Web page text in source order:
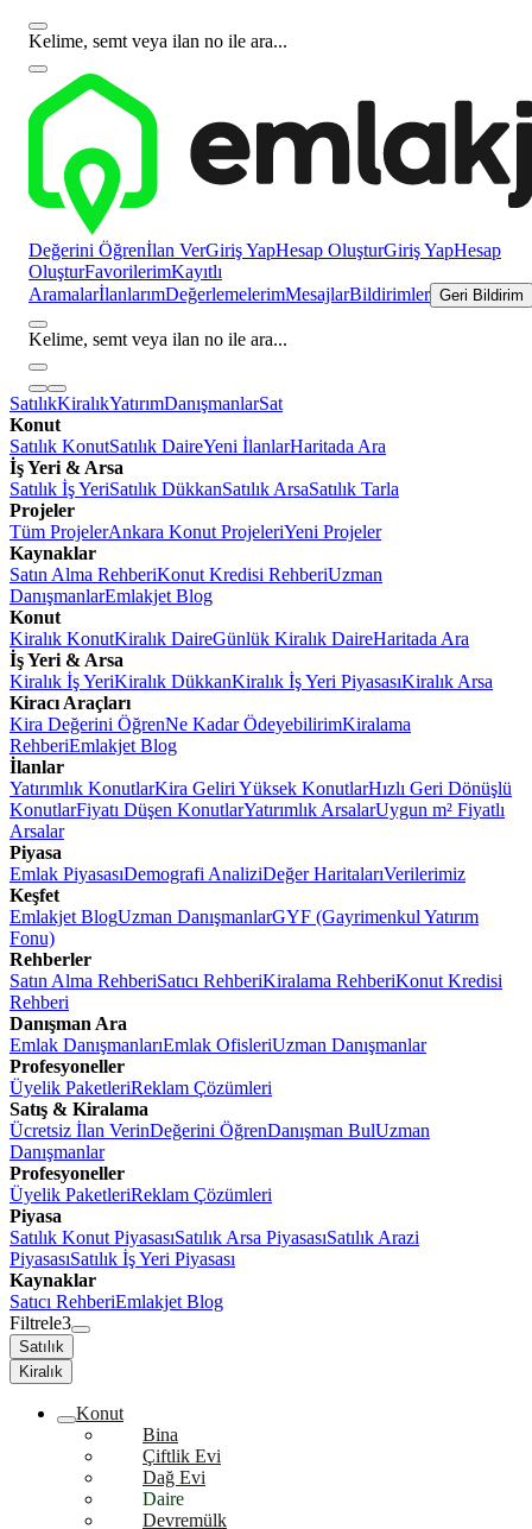
Kelime, semt veya ilan no ile ara...
Değerini Öğrenİlan VerGiriş YapHesap OluşturGiriş YapHesap
OluşturFavorilerimKayıtlı
AramalarİlanlarımDeğerlemelerimMesajlarBildirimler Geri Bildirim
Kelime, semt veya ilan no ile ara...
SatılıkKiralıkYatırımDanışmanlarSat
Konut
Satılık KonutSatılık DaireYeni İlanlarHaritada Ara
İş Yeri & Arsa
Satılık İş YeriSatılık DükkanSatılık ArsaSatılık Tarla
Projeler
Tüm ProjelerAnkara Konut ProjeleriYeni Projeler
Kaynaklar
Satın Alma RehberiKonut Kredisi RehberiUzman
DanışmanlarEmlakjet Blog
Konut
Kiralık KonutKiralık DaireGünlük Kiralık DaireHaritada Ara
İş Yeri & Arsa
Kiralık İş YeriKiralık DükkanKiralık İş Yeri PiyasasıKiralık Arsa
Kiracı Araçları
Kira Değerini ÖğrenNe Kadar ÖdeyebilirimKiralama
RehberiEmlakjet Blog
İlanlar
Yatırımlık KonutlarKira Geliri Yüksek KonutlarHızlı Geri Dönüşlü
KonutlarFiyatı Düşen KonutlarYatırımlık ArsalarUygun m² Fiyatlı
Arsalar
Piyasa
Emlak PiyasasıDemografi AnaliziDeğer HaritalarıVerilerimiz
Keşfet
Emlakjet BlogUzman DanışmanlarGYF (Gayrimenkul Yatırım
Fonu)
Rehberler
Satın Alma RehberiSatıcı RehberiKiralama RehberiKonut Kredisi
Rehberi
Danışman Ara
Emlak DanışmanlarıEmlak OfisleriUzman Danışmanlar
Profesyoneller
Üyelik PaketleriReklam Çözümleri
Satış & Kiralama
Ücretsiz İlan VerinDeğerini ÖğrenDanışman BulUzman
Danışmanlar
Profesyoneller
Üyelik PaketleriReklam Çözümleri
Piyasa
Satılık Konut PiyasasıSatılık Arsa PiyasasıSatılık Arazi
PiyasasıSatılık İş Yeri Piyasası
Kaynaklar
Satıcı RehberiEmlakjet Blog
Filtrele3
Satılık
Kiralık
Konut
Bina
Çiftlik Evi
Dağ Evi
Daire
Devremülk